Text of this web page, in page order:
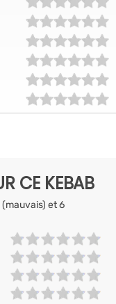
CE KEBAB
et 6